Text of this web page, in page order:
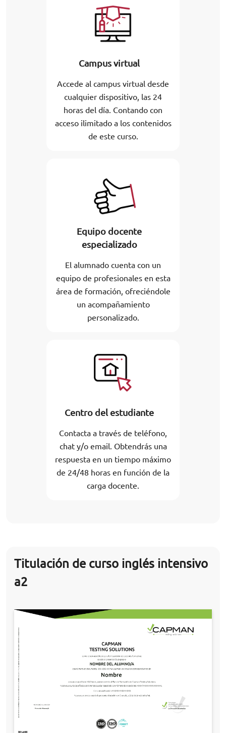
Campus virtual
Accede al campus virtual desde
cualquier dispositivo, las 24
horas del día. Contando con
acceso ilimitado a los contenidos
de este curso.
Equipo docente
especializado
El alumnado cuenta con un
equipo de profesionales en esta
área de formación, ofreciéndole
un acompañamiento
personalizado.
Centro del estudiante
Contacta a través de teléfono,
chat y/o email. Obtendrás una
respuesta en un tiempo máximo
de 24/48 horas en función de la
carga docente.
Titulación de curso inglés intensivo
a2